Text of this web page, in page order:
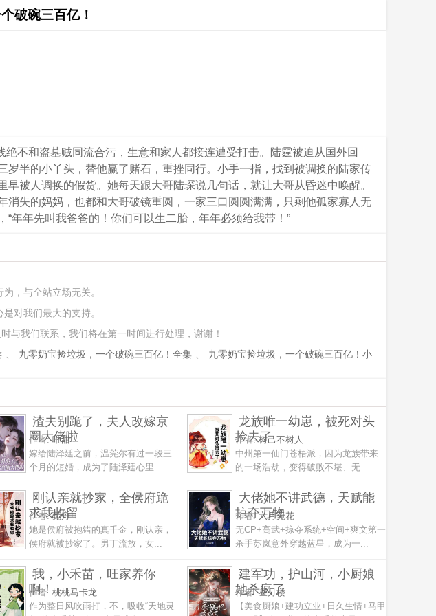
破碗三百亿！
不和盗墓贼同流合污，生意和家人都接连遭受打击。陆霆被迫从国外回
半的小丫头，替他赢了赌石，重挫同行。小手一指，找到被调换的陆家传
被人调换的假货。她每天跟大哥陆琛说几句话，就让大哥从昏迷中唤醒。
消失的妈妈，也都和大哥破镜重圆，一家三口圆圆满满，只剩他孤家寡人无
年年先叫我爸爸的！你们可以生二胎，年年必须给我带！”
，与全站立场无关。
对我们最大的支持。
与我们联系，我们将在第一时间进行处理，谢谢！
、 九零奶宝捡垃圾，一个破碗三百亿！全集 、
九零奶宝捡垃圾，一个破碗三百亿！小
渣夫别跪了，夫人改嫁京
圈大佬啦
作者:唯甜
嫁给陆泽廷之前，温莞尔有过一段三
个月的短婚，成为了陆泽廷心里...
龙族唯一幼崽，被死对头
捡去了
作者:树己不树人
中州第一仙门苍梧派，因为龙族带来
的一场浩劫，变得破败不堪、无...
刚认亲就抄家，全侯府跪
求我收留
作者:菀舟
她是侯府被抱错的真千金，刚认亲，
侯府就被抄家了。男丁流放，女...
大佬她不讲武德，天赋能
掠夺万物
作者:六月无花
无CP+高武+掠夺系统+空间+爽文第一
杀手苏岚意外穿越蓝星，成为一...
我，小禾苗，旺家养你
啊！
作者: 桃桃马卡龙
作为整日风吹雨打，不，吸收“天地灵
建军功，护山河，小厨娘
她杀疯了
作者:昼月楼
【美食厨娘+建功立业+日久生情+马甲